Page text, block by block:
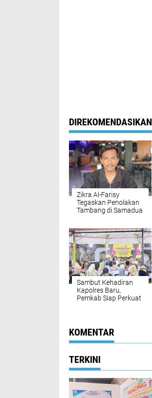
DIREKOMENDASIKAN
Zikra Al-Farisy
Tegaskan Penolakan
Tambang di Samadua
Kelestarian
Lingkungan
Sambut Kehadiran
Kapolres Baru,
Pemkab Siap Perkuat
KOMENTAR
TERKINI